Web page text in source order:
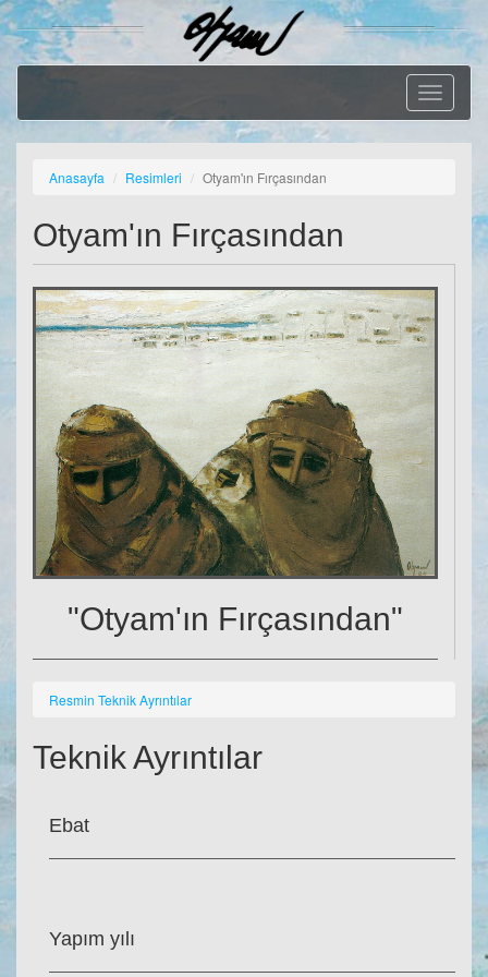
Geçiş
Menüsü
Anasayfa Resimleri Otyam'ın Fırçasından
Otyam'ın Fırçasından
"Otyam'ın Fırçasından"
Resmin Teknik Ayrıntılar
Teknik Ayrıntılar
Ebat
Yapım yılı